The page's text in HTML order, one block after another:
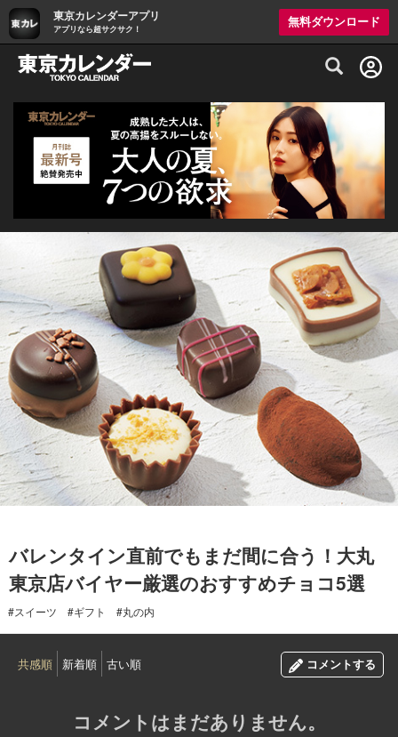
東京カレンダーアプリ
アプリなら超サクサク！
無料ダウンロード
グルメ情報・プレミアムレストラン予約
バレンタイン直前でもまだ間に合う！大丸
東京店バイヤー厳選のおすすめチョコ5選
#スイーツ #ギフト #丸の内
共感順 新着順 古い順 コメントする
コメントはまだありません。